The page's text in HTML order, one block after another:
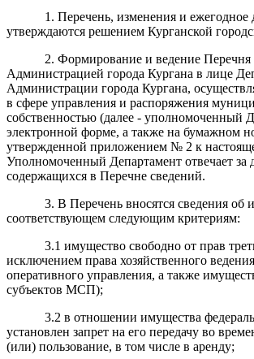
1. Перечень, изменения и ежегодное
утверждаются решением Курганской
2. Формирование и ведение Перечня
Администрацией города Кургана в лице
Администрации города Кургана,
в сфере управления и распоряжения
собственностью (далее - уполномоченный
электронной форме, а также на бумажном
утвержденной приложением № 2 к
Уполномоченный Департамент отвечает за
содержащихся в Перечне сведений.
3. В Перечень вносятся сведения об
соответствующем следующим критериям:
3.1 имущество свободно от прав
исключением права хозяйственного
оперативного управления, а также
субъектов МСП);
3.2 в отношении имущества
установлен запрет на его передачу во
(или) пользование, в том числе в аренду;